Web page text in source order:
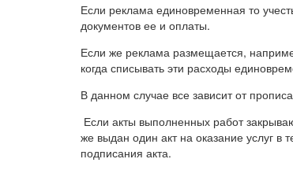
Если реклама единовременная то
документов ее и оплаты.
Если же реклама размещается,
когда списывать эти расходы
В данном случае все зависит от
Если акты выполненных работ
же выдан один акт на оказание услуг в
подписания акта.